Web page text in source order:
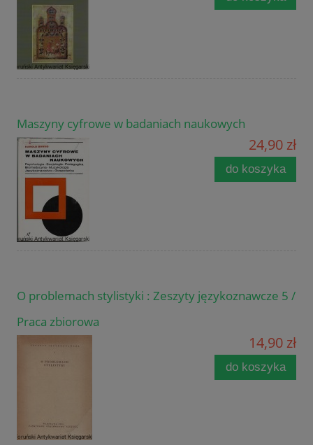
Maszyny cyfrowe w badaniach naukowych
24,90 zł
do koszyka
O problemach stylistyki : Zeszyty językoznawcze 5 /
Praca zbiorowa
14,90 zł
do koszyka